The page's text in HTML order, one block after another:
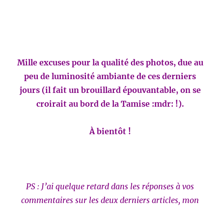
Mille excuses pour la qualité des photos, due au
peu de luminosité ambiante de ces derniers
jours (il fait un brouillard épouvantable, on se
croirait au bord de la Tamise :mdr: !).
À bientôt !
PS : J’ai quelque retard dans les réponses à vos
commentaires sur les deux derniers articles, mon